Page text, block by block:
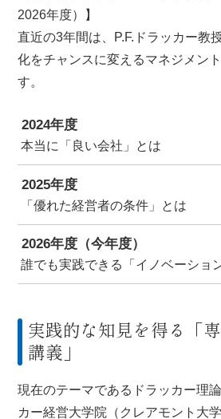
2026年度）】
直近の3年間は、P.F.ドラッカー教
化をチャンスに変えるマネジメン
す。
2024年度
本当に「良い会社」とは
2025年度
「優れた経営者の条件」とは
2026年度（今年度）
誰でも実践できる「イノベーショ
実践的な知見を得る「
講義」
現在のテーマであるドラッカー理
カー経営大学院（クレアモント大